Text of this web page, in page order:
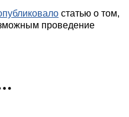
статью о том,
проведение